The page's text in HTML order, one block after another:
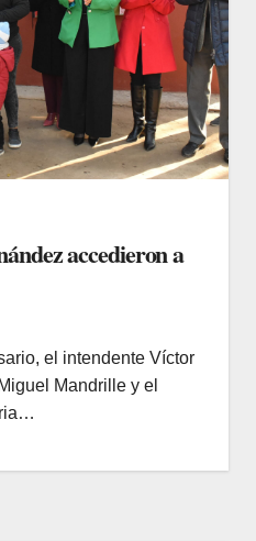
accedieron a
el intendente Víctor
Mandrille y el